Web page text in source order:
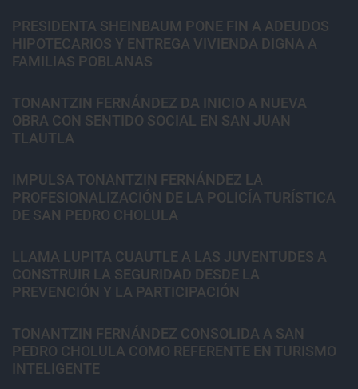
PRESIDENTA SHEINBAUM PONE FIN A ADEUDOS
HIPOTECARIOS Y ENTREGA VIVIENDA DIGNA A
FAMILIAS POBLANAS
TONANTZIN FERNÁNDEZ DA INICIO A NUEVA
OBRA CON SENTIDO SOCIAL EN SAN JUAN
TLAUTLA
IMPULSA TONANTZIN FERNÁNDEZ LA
PROFESIONALIZACIÓN DE LA POLICÍA TURÍSTICA
DE SAN PEDRO CHOLULA
LLAMA LUPITA CUAUTLE A LAS JUVENTUDES A
CONSTRUIR LA SEGURIDAD DESDE LA
PREVENCIÓN Y LA PARTICIPACIÓN
TONANTZIN FERNÁNDEZ CONSOLIDA A SAN
PEDRO CHOLULA COMO REFERENTE EN TURISMO
INTELIGENTE